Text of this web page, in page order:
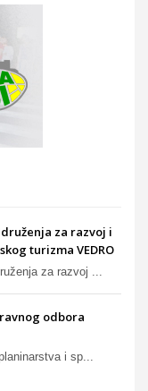
za razvoj i
turizma VEDRO
za razvoj ...
odbora
i sp...